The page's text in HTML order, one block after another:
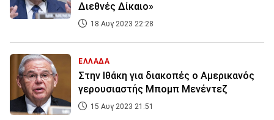
Διεθνές Δίκαιο»
18 Αυγ 2023 22:28
ΕΛΛΑΔΑ
Στην Ιθάκη για διακοπές ο Αμερικανός
γερουσιαστής Mπομπ Μενέντεζ
15 Αυγ 2023 21:51